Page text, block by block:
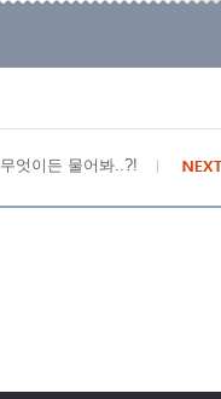
무엇이든 물어봐..?!